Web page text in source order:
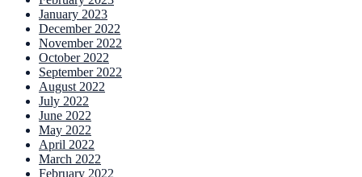
January 2023
December 2022
November 2022
October 2022
September 2022
August 2022
July 2022
June 2022
May 2022
April 2022
March 2022
February 2022